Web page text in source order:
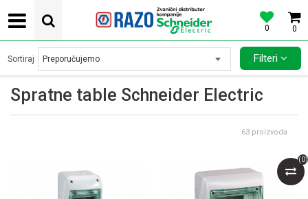
0
0
POVOLJNE CENE AUTOMATSKIH OSIGURACA SCHNEIDER ELECTRIC
(0)
Spratne table Schneider Electric
Sortiraj Filteri
63 proizvoda